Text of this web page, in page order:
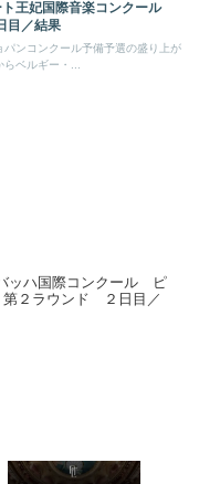
ト王妃国際音楽コンクール
目／結果
パンコンクール予備予選の盛り上が
ベルギー・...
ッハ国際コンクール ピ
２ラウンド ２日目／